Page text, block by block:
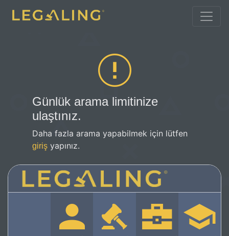
Günlük arama limitinize
ulaştınız.
Daha fazla arama yapabilmek için lütfen
giriş yapınız.